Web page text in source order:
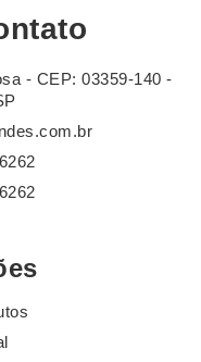
- CEP: 03359-140 -